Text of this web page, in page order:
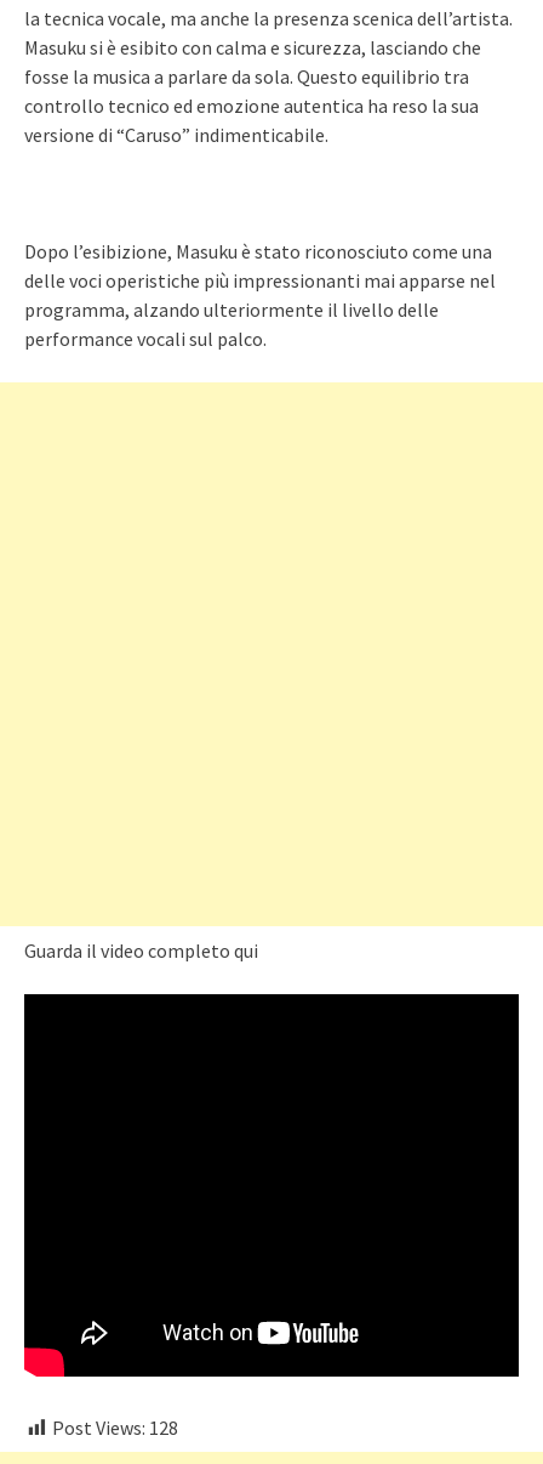
la tecnica vocale, ma anche la presenza scenica dell’artista.
Masuku si è esibito con calma e sicurezza, lasciando che
fosse la musica a parlare da sola. Questo equilibrio tra
controllo tecnico ed emozione autentica ha reso la sua
versione di “Caruso” indimenticabile.
Dopo l’esibizione, Masuku è stato riconosciuto come una
delle voci operistiche più impressionanti mai apparse nel
programma, alzando ulteriormente il livello delle
performance vocali sul palco.
Guarda il video completo qui
Post Views: 128